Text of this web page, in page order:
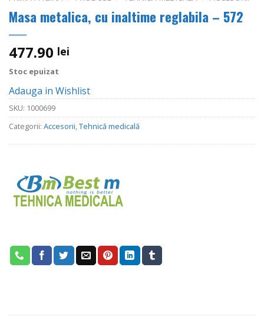
Masa metalica, cu inaltime reglabila – 572
477.90 lei
Stoc epuizat
Adauga in Wishlist
SKU: 1000699
Categorii: Accesorii Tehnică medicală